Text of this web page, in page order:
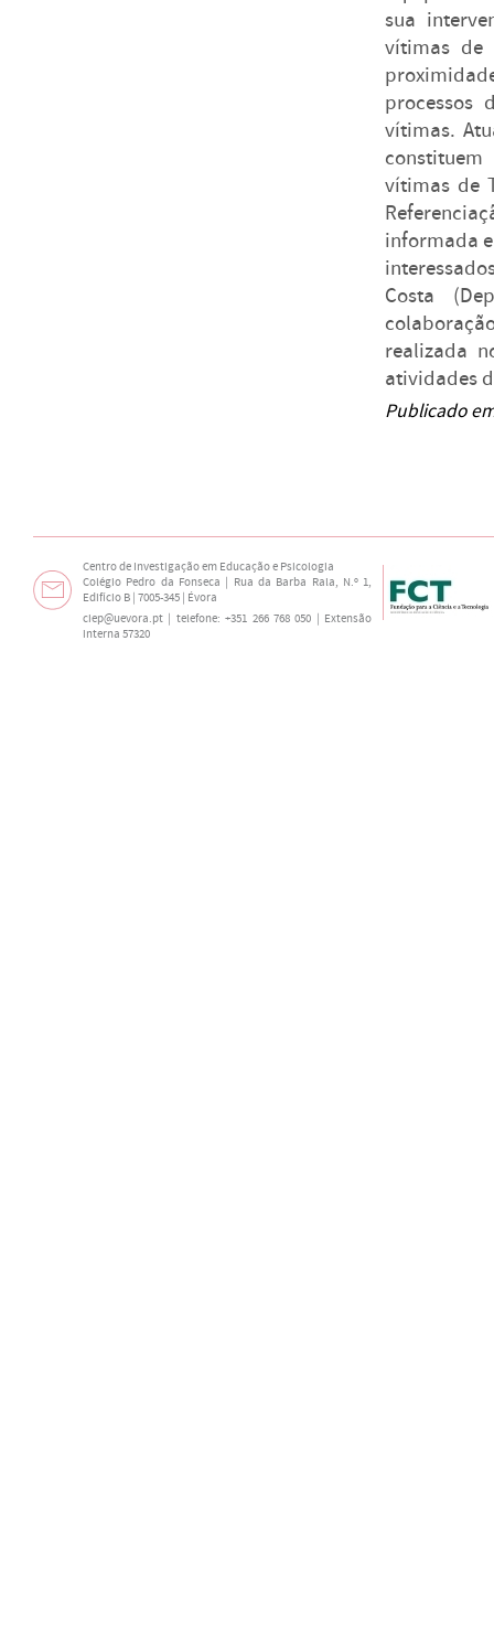
sua
vítimas de
processos
vítimas.
vítimas de
informada
Costa
realizada
atividades
Publicado
Centro de Investigação em Educação e Psicologia
Colégio Pedro da Fonseca | Rua da Barba Rala, N.º 1,
Edifício B | 7005-345 | Évora
ciep@uevora.pt | telefone: +351 266 768 050 | Extensão
interna 57320